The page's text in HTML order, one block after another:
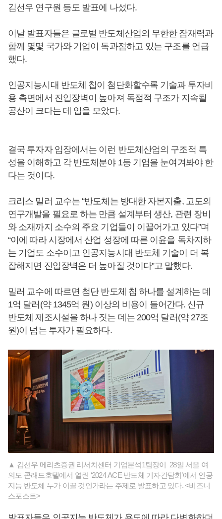
김선우 연구원 등도 발표에 나섰다.
이날 발표자들은 글로벌 반도체산업의 무한한 잠재력과
함께 몇몇 국가와 기업이 독과점하고 있는 구조를 언급
했다.
인공지능시대 반도체 칩이 첨단화할수록 기술과 투자비
용 측면에서 진입장벽이 높아져 독점적 구조가 지속될
공산이 크다는 데 입을 모았다.
결국 투자자 입장에서는 이런 반도체산업의 구조적 특
성을 이해하고 각 반도체분야 1등 기업을 눈여겨봐야 한
다는 것이다.
크리스 밀러 교수는 “반도체는 방대한 자본지출, 고도의
연구개발을 필요로 하는 만큼 설계부터 생산, 관련 장비
와 소재까지 소수의 주요 기업들이 이끌어가고 있다”며
“이에 따라 시장에서 산업 성장에 따른 이윤을 독차지하
는 기업도 소수이고 인공지능시대 반도체 기술이 더 복
잡해지면 진입장벽은 더 높아질 것이다”고 말했다.
밀러 교수에 따르면 첨단 반도체 칩 하나를 설계하는 데
1억 달러(약 1345억 원) 이상의 비용이 들어간다. 신규
반도체 제조시설을 하나 짓는 데는 200억 달러(약 27조
원)이 넘는 투자가 필요하다.
▲ 김선우 메리츠증권 리서치센터 기업분석1팀장이 28일 서울 여
의도 콘래드호텔에서 열린 ‘2024 ACE 반도체 기자간담회’에서 인공
지능 반도체 누가 이끌 것인가라는 주제로 발표하고 있다. <비즈니
스포스트>